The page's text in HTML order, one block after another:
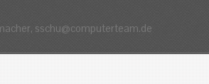
sschu@computerteam.de